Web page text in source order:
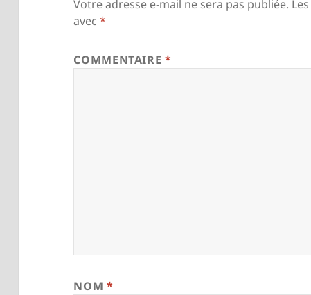
Votre adresse e-mail ne sera pas publiée.
avec*
COMMENTAIRE*
NOM *